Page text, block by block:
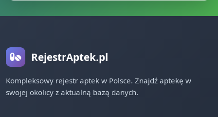
RejestrAptek.pl
Kompleksowy rejestr aptek w Polsce. Znajdź aptekę w
swojej okolicy z aktualną bazą danych.